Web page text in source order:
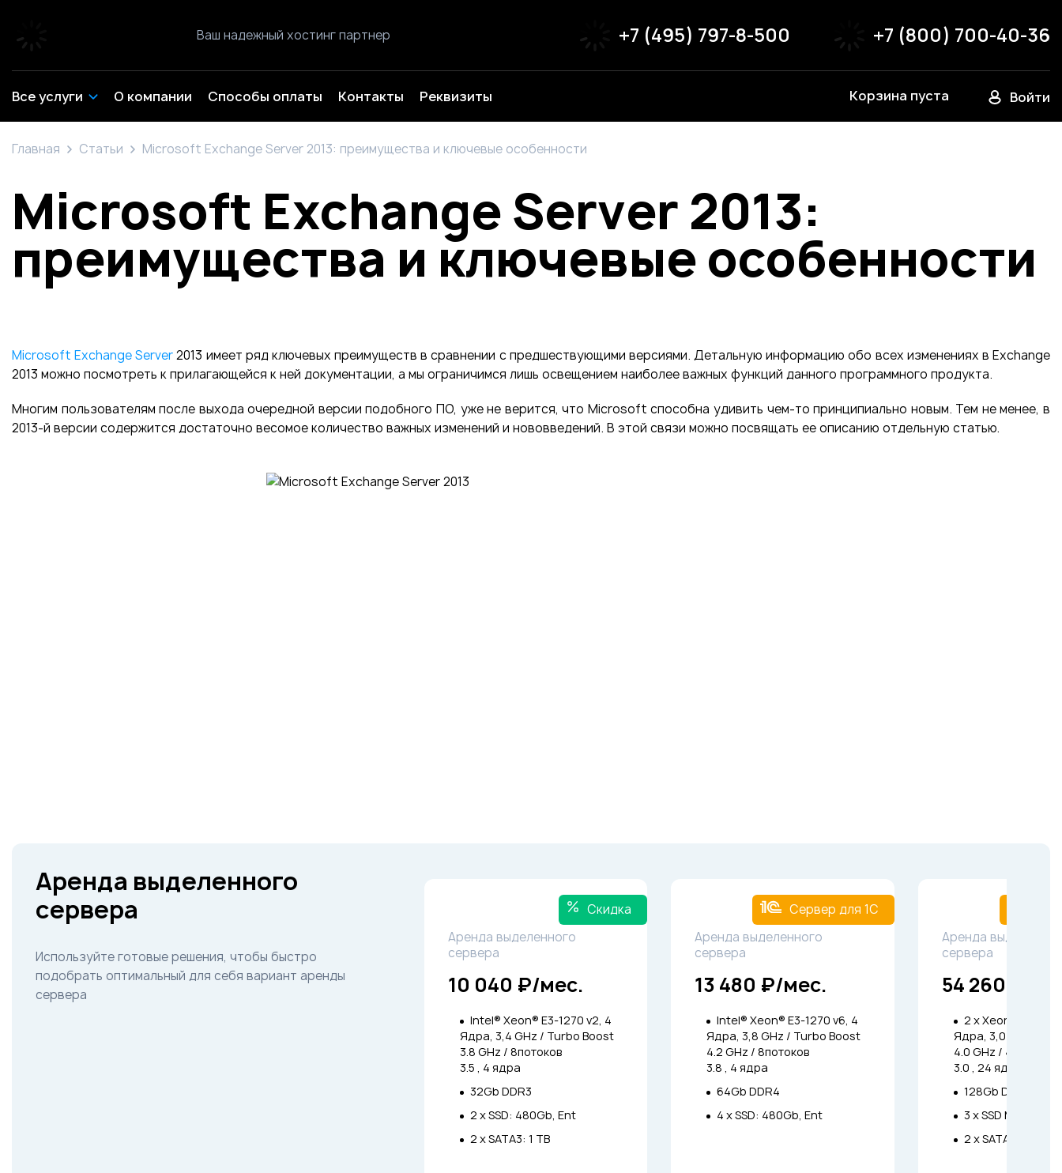
Ваш надежный хостинг партнер +7 (495) 797-8-500 +7 (800) 700-40-36
Все услуги О компании Способы оплаты Контакты Реквизиты Корзина пуста Войти
Главная Статьи Microsoft Exchange Server 2013: преимущества и ключевые особенности
Microsoft Exchange Server 2013:
преимущества и ключевые особенности
Microsoft Exchange Server2013 имеет ряд ключевых преимуществ в сравнении с предшествующими версиями. Детальную информацию обо всех изменениях в Exchange
2013 можно посмотреть к прилагающейся к ней документации, а мы ограничимся лишь освещением наиболее важных функций данного программного продукта.
Многим пользователям после выхода очередной версии подобного ПО, уже не верится, что Microsoft способна удивить чем-то принципиально новым. Тем не менее, в
2013-й версии содержится достаточно весомое количество важных изменений и нововведений. В этой связи можно посвящать ее описанию отдельную статью.
Аренда выделенного
сервера
Используйте готовые решения, чтобы быстро
подобрать оптимальный для себя вариант аренды
сервера
Скидка
Аренда выделенного
сервера
10 040 ₽/мес.
Intel® Xeon® E3-1270 v2, 4
Ядра, 3,4 GHz / Turbo Boost
3.8 GHz / 8потоков
3.5 , 4 ядра
32Gb DDR3
2 x SSD: 480Gb, Ent
2 x SATA3: 1 TB
Сервер для 1С
Аренда выделенного
сервера
13 480 ₽/мес.
Intel® Xeon® E3-1270 v6, 4
Ядра, 3,8 GHz / Turbo Boost
4.2 GHz / 8потоков
3.8 , 4 ядра
64Gb DDR4
4 x SSD: 480Gb, Ent
Аренда
сервера
54 260 ₽/
2 x Xeon Gold
Ядра, 3,0 GHz /
4.0 GHz / 48потока
3.0 , 24 ядра
128Gb DDR4
3 x SSD M2 NVMe
2 x SATA3: 4 TB